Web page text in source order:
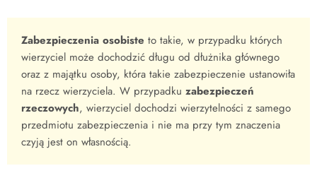
Zabezpieczenia osobiste to takie, w przypadku których
wierzyciel może dochodzić długu od dłużnika głównego
oraz z majątku osoby, która takie zabezpieczenie ustanowiła
na rzecz wierzyciela. W przypadku zabezpieczeń
rzeczowych, wierzyciel dochodzi wierzytelności z samego
przedmiotu zabezpieczenia i nie ma przy tym znaczenia
czyją jest on własnością.